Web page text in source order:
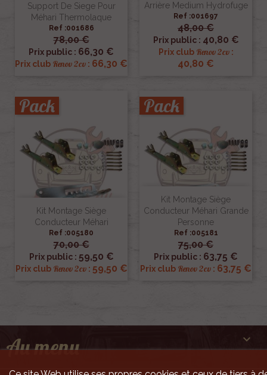
Support De Siege Pour
Méhari Thermolaque
Ref :001686
78,00 €
Prix public : 66,30 €
Prix club Renov 2cv : 66,30 €
Arrière Medium Hydrofuge
Ref :001697
48,00 €
Prix public : 40,80 €
Prix club Renov 2cv:
40,80 €
Kit Montage Siège
Conducteur Méhari
Ref :005180
70,00 €
Prix public : 59,50 €
Prix club Renov 2cv: 59,50 €
Pack
Kit Montage Siège
Conducteur Méhari Grande
Personne
Ref :005181
75,00 €
Prix public : 63,75 €
Prix club Renov 2cv : 63,75 €
Pack
Au menu 